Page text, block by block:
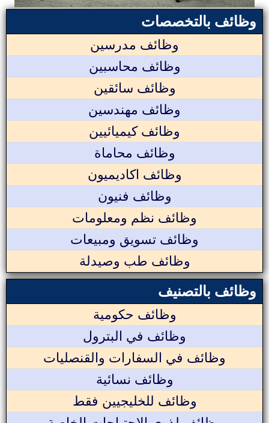
وظائف بالتخصصات
وظائف مدرسين
وظائف محاسبين
وظائف سائقين
وظائف مهندسين
وظائف كيميائيين
وظائف محاماة
وظائف اكاديميون
وظائف فنيون
وظائف نظم ومعلومات
وظائف تسويق ومبيعات
وظائف طب وصيدلة
وظائف بالتصنيف
وظائف حكومية
وظائف في البترول
وظائف في السفارات والقنصليات
وظائف نسائية
وظائف للخليجيين فقط